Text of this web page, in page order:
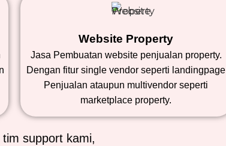
Website Property
Jasa Pembuatan website penjualan property.
Dengan fitur single vendor seperti landingpage
Penjualan ataupun multivendor seperti
marketplace property.
support kami,